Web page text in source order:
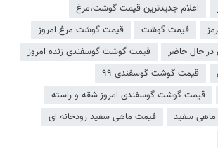
اعلام جدیدترین قیمت گوشت،مرغ
قیمت گوشت
قیمت گوشت مرغ امروز
حال حاضر
قیمت گوشت گوسفندی زنده امروز
قیمت گوشت گوسفندی ۹۹
قیمت گوشت گوسفندی امروز شقه و راسته
سفید
قیمت ماهی سفید رودخانه ای